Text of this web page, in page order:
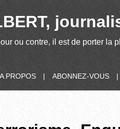
ou contre, il est de porter
A PROPOS | ABONNEZ-VOUS |